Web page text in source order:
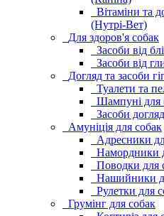
Вітаміни та
(Нутрі-Вет)
Для здоров'я собак
Засоби від
Засоби від
Догляд та засоби
Туалети та
Шампуні для
Засоби
Амуніція для собак
Адресники
Намордники
Поводки для
Нашийники
Рулетки для
Грумінг для собак